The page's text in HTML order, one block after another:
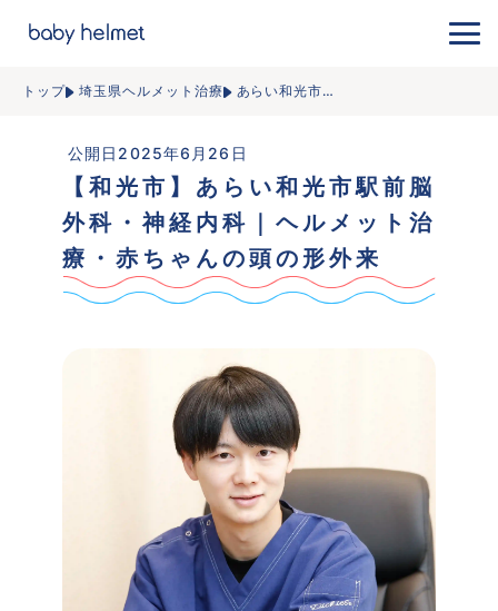
トップ 埼玉県ヘルメット治療 あらい和光市…
公開日2025年6月26日
【和光市】あらい和光市駅前脳
外科・神経内科｜ヘルメット治
療・赤ちゃんの頭の形外来